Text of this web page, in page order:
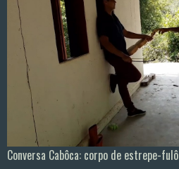
Conversa Cabôca: corpo de estrepe-fulô